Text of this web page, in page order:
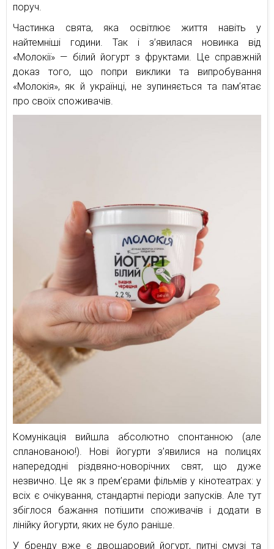
поруч.
Частинка свята, яка освітлює життя навіть у
найтемніші години. Так і з’явилася новинка від
«Молокії» — білий йогурт з фруктами. Це справжній
доказ того, що попри виклики та випробування
«Молокія», як й українці, не зупиняється та пам’ятає
про своїх споживачів.
Комунікація вийшла абсолютно спонтанною (але
спланованою!). Нові йогурти з’явилися на полицях
напередодні різдвяно-новорічних свят, що дуже
незвично. Це як з прем’єрами фільмів у кінотеатрах: у
всіх є очікування, стандартні періоди запусків. Але тут
збіглося бажання потішити споживачів і додати в
лінійку йогурти, яких не було раніше.
У бренду вже є двошаровий йогурт, питні смузі та